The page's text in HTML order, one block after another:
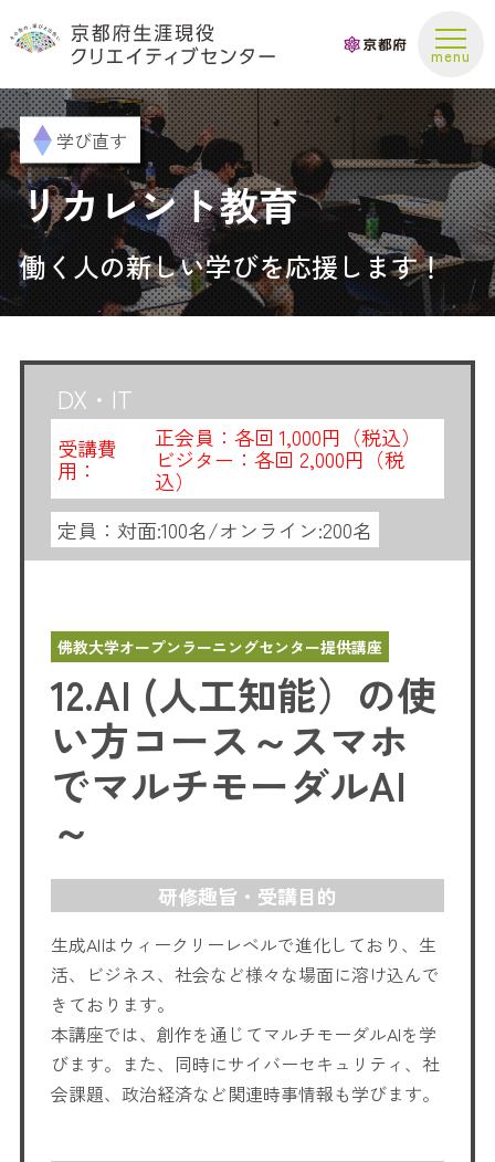
お問い合わせ
学び直す
リカレント教育
働く人の新しい学びを応援します！
DX・IT
受講費
用：
正会員：各回 1,000円（税込）
ビジター：各回 2,000円（税
込）
定員： 対面:100名/オンライン:200名
佛教大学オープンラーニングセンター提供講座
12.AI (人工知能）の使
い方コース～スマホ
でマルチモーダルAI
～
研修趣旨・受講目的
生成AIはウィークリーレベルで進化しており、生
活、ビジネス、社会など様々な場面に溶け込んで
きております。
本講座では、創作を通じてマルチモーダルAIを学
びます。また、同時にサイバーセキュリティ、社
会課題、政治経済など関連時事情報も学びます。